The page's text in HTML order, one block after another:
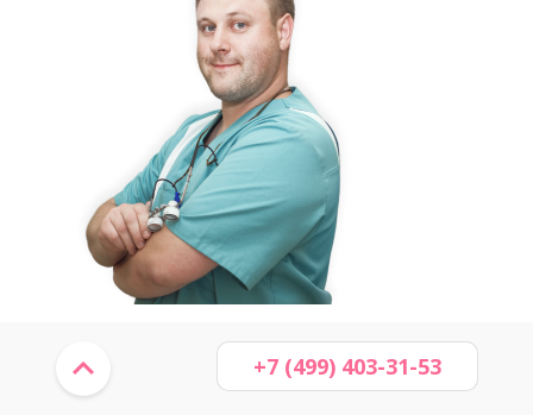
+7 (499) 403-31-53